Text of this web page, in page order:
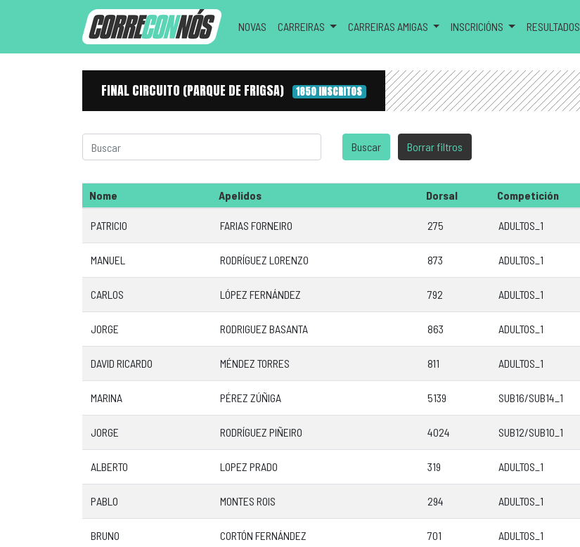
NOVAS CARREIRAS CARREIRAS AMIGAS INSCRICIÓNS RESULTADOS
FINAL CIRCUITO (PARQUE DE FRIGSA) 1850 INSCRITOS
Nome Apelidos Dorsal Competición
PATRICIO FARIAS FORNEIRO 275 ADULTOS_1
MANUEL RODRÍGUEZ LORENZO 873 ADULTOS_1
CARLOS LÓPEZ FERNÁNDEZ 792 ADULTOS_1
JORGE RODRIGUEZ BASANTA 863 ADULTOS_1
DAVID RICARDO MÉNDEZ TORRES 811 ADULTOS_1
MARINA PÉREZ ZÚÑIGA 5139 SUB16/SUB14_1
JORGE RODRÍGUEZ PIÑEIRO 4024 SUB12/SUB10_1
ALBERTO LOPEZ PRADO 319 ADULTOS_1
PABLO MONTES ROIS 294 ADULTOS_1
BRUNO CORTÓN FERNÁNDEZ 701 ADULTOS_1